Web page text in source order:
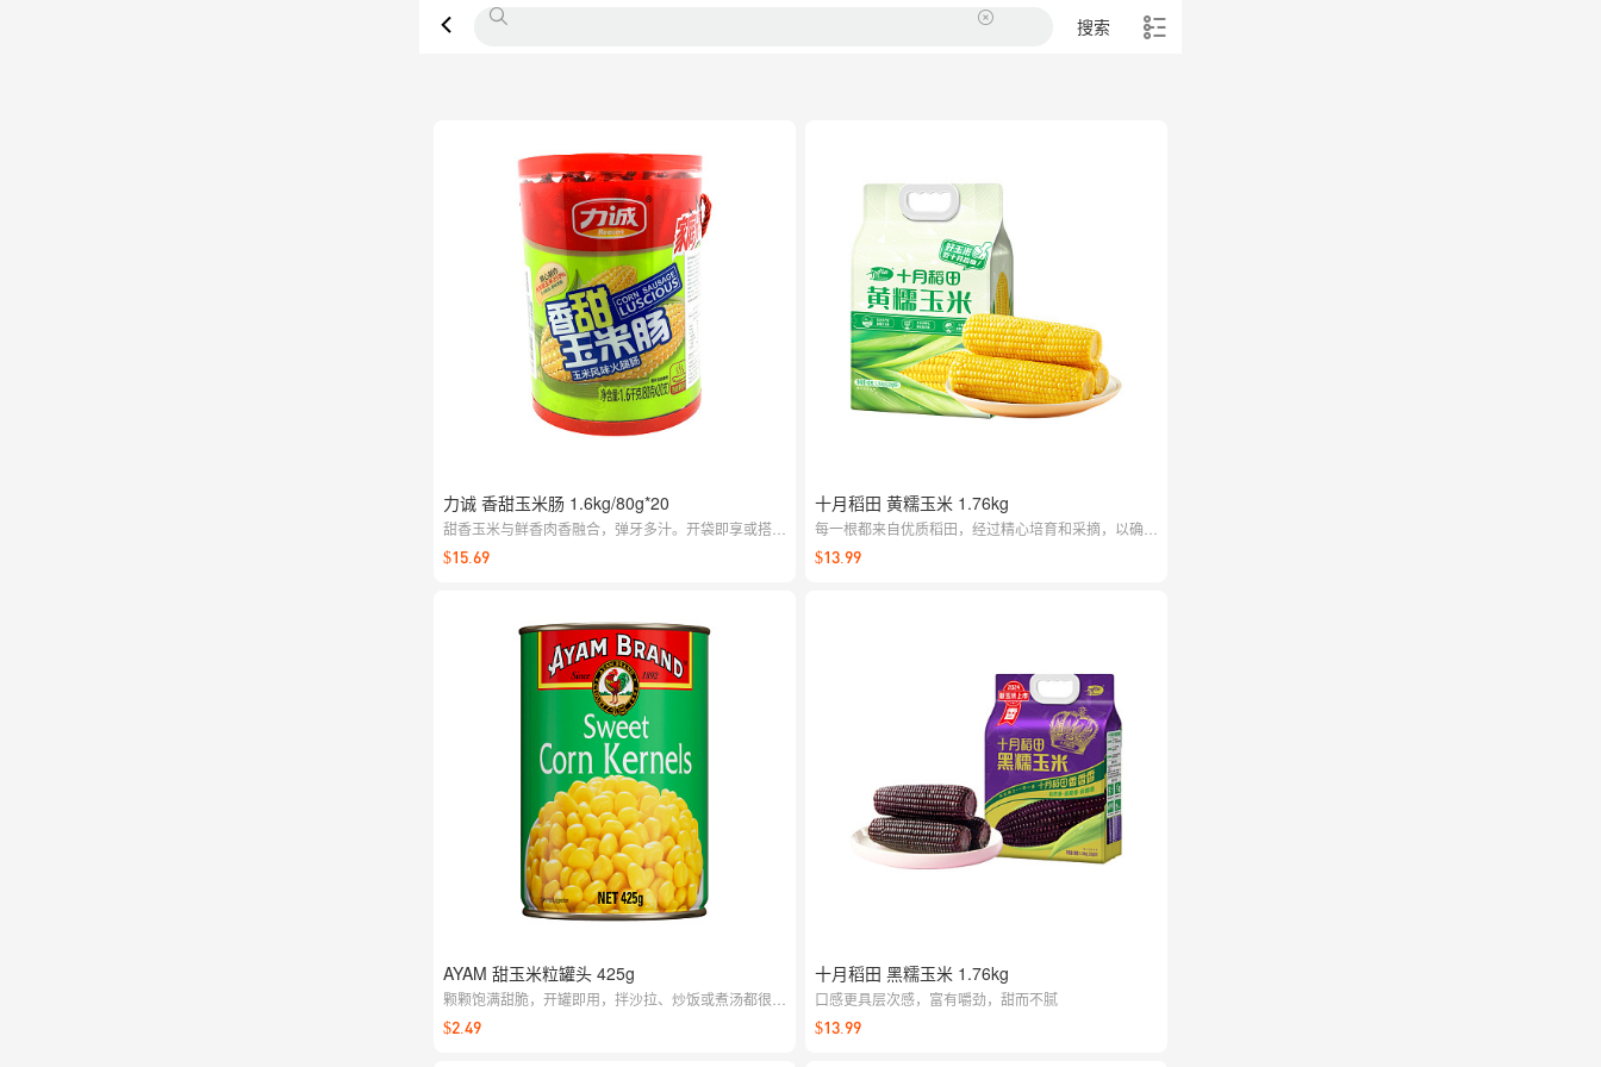
搜索
力诚 香甜玉米肠 1.6kg/80g*20
甜香玉米与鲜香肉香融合，弹牙多汁。开袋即享或搭配
拌面炒饭都合适，野餐追剧的小饿解法。
$15.69
AYAM 甜玉米粒罐头 425g
颗颗饱满甜脆，开罐即用，拌沙拉、炒饭或煮汤都很加
分，为日常餐食增添清甜口感。
$2.49
十月稻田 黄糯玉米 1.76kg
每一根都来自优质稻田，经过精心培育和采摘，以确保
颗粒饱满，颜色明亮
$13.99
十月稻田 黑糯玉米 1.76kg
口感更具层次感，富有嚼劲，甜而不腻
$13.99